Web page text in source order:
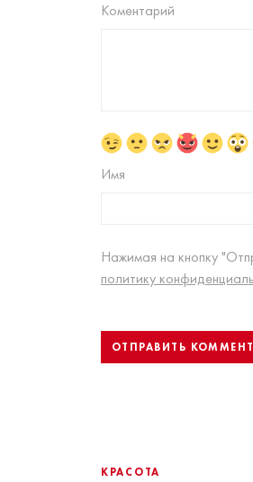
Коментарий
Имя
Нажимая на кнопку
политику
КРАСОТА